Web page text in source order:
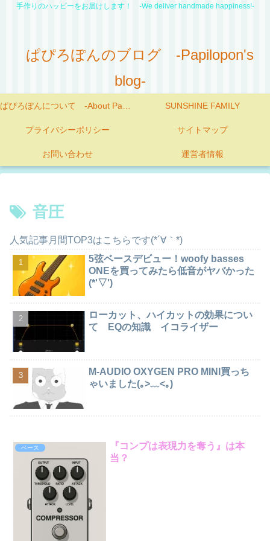
手作りのハッピーをお届けします！ -We deliver handmade happiness!-
ぱぴろぽんのブログ -Papilopon's
blog-
SUNSHINE FAMILY
プライバシーポリシー サイトマップ
お問い合わせ 運営者情報
音圧
人気記事月間TOP3はこちらです(*´∀｀*)
5弦ベースデビュー！woofy basses
ONEを買ってみたら低音がヤバかった
(*'▽')
ローカット、ハイカットの効果につい
て EQの知識 イコライザー
M-AUDIO OXYGEN PRO MINI買っち
ゃいました(｡>﹏<｡)
ベース
『コンプは表現力を奪う』は本
当？